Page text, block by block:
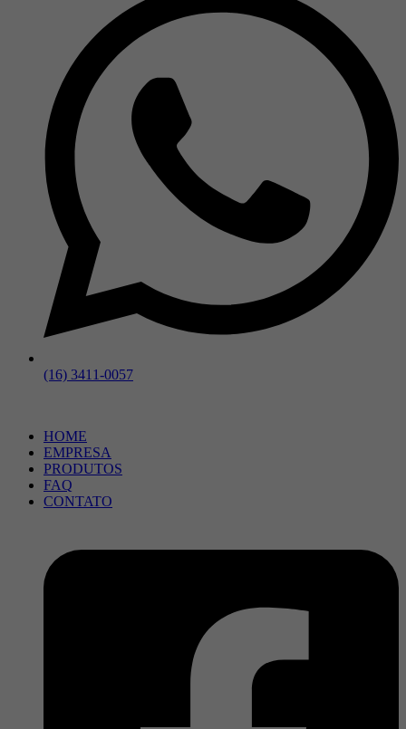
(16) 3411-0057
HOME
EMPRESA
PRODUTOS
FAQ
CONTATO